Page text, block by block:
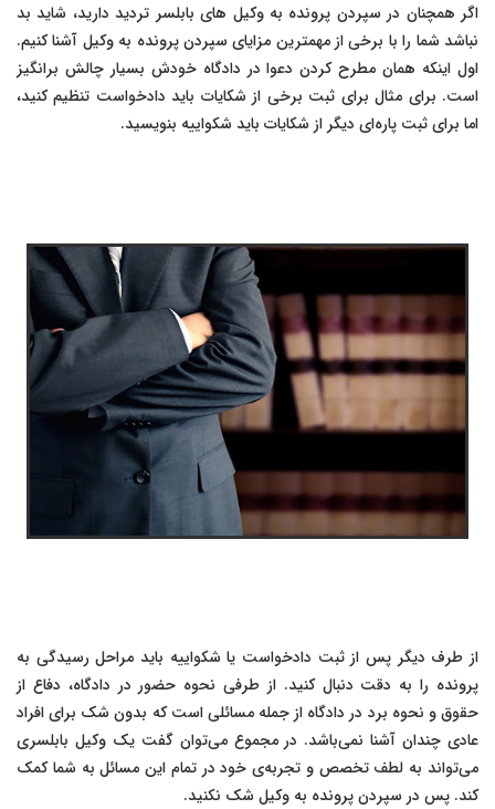
اگر همچنان در سپردن پرونده به وکیل های بابلسر تردید دارید، شاید بد
نباشد شما را با برخی از مهمترین مزایای سپردن پرونده به وکیل آشنا کنیم.
اول اینکه همان مطرح کردن دعوا در دادگاه خودش بسیار چالش برانگیز
است. برای مثال برای ثبت برخی از شکایات باید دادخواست تنظیم کنید،
اما برای ثبت پاره‌ای دیگر از شکایات باید شکواییه بنویسید.
از طرف دیگر پس از ثبت دادخواست یا شکواییه باید مراحل رسیدگی به
پرونده را به دقت دنبال کنید. از طرفی نحوه حضور در دادگاه، دفاع از
حقوق و نحوه برد در دادگاه از جمله مسائلی است که بدون شک برای افراد
عادی چندان آشنا نمی‌باشد. در مجموع می‌توان گفت یک وکیل بابلسری
می‌تواند به لطف تخصص و تجربه‌ی خود در تمام این مسائل به شما کمک
کند. پس در سپردن پرونده به وکیل شک نکنید.